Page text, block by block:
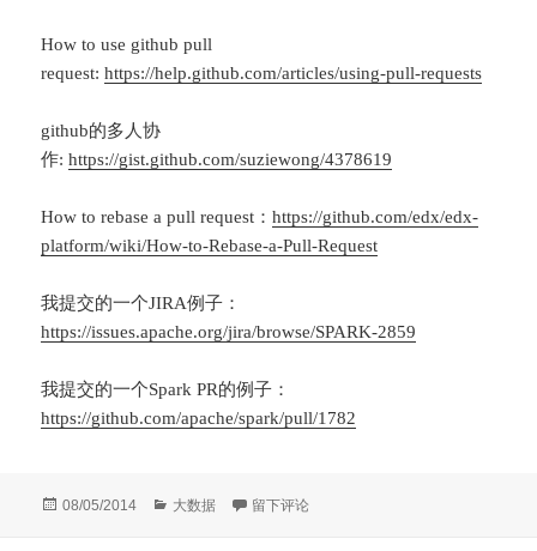
How to use github pull
request:https://help.github.com/articles/using-pull-requests
github的多人协
作:https://gist.github.com/suziewong/4378619
How to rebase a pull request：https://github.com/edx/edx-
platform/wiki/How-to-Rebase-a-Pull-Request
我提交的一个JIRA例子：
https://issues.apache.org/jira/browse/SPARK-2859
我提交的一个Spark PR的例子：
https://github.com/apache/spark/pull/1782
发
08/05/2014
分
大数据 于一步一步教你怎样给Apache Spark贡献代
留下评论